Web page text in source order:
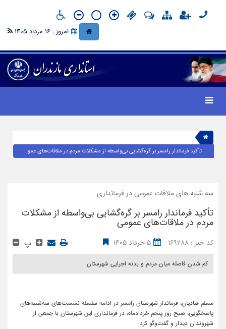
امروز : 16 مرداد 1405
تأکید فرماندار رامسر بر گره‌گشایی بی‌واسطه از مشکلات مردم در ملاقات‌های عمومی
سه شنبه های ملاقات عمومی در فرمانداری
تأکید فرماندار رامسر بر گره‌گشایی بی‌واسطه از مشکلات
مردم در ملاقات‌های عمومی
کد خبر : 169288 5 خرداد 1405 پ
کم شدن فاصله میان مردم و بدنه اجرایی شهرستان ‎
مسلم قبادیان، فرماندار شهرستان رامسر در ادامه سلسله نشست‌های سه‌شنبه‌های
پاسخگویی، صبح روز پنجم خردادماه، در فرمانداری این شهرستان با جمعی از
شهروندان دیدار و گفت‌وگو کرد.